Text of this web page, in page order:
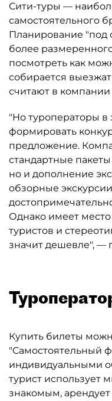
Сити-туры —
самостоятельного
Планирование "под
более
посмотреть как
собирается
считают в компании
"Но туроператоры в
формировать
предложение.
стандартные
но и дополнение
обзорные
Однако имеет
туристов и
значит дешевле", —
Купить билеты
"Самостоятельный
индивидуальными
турист использует
знакомым,